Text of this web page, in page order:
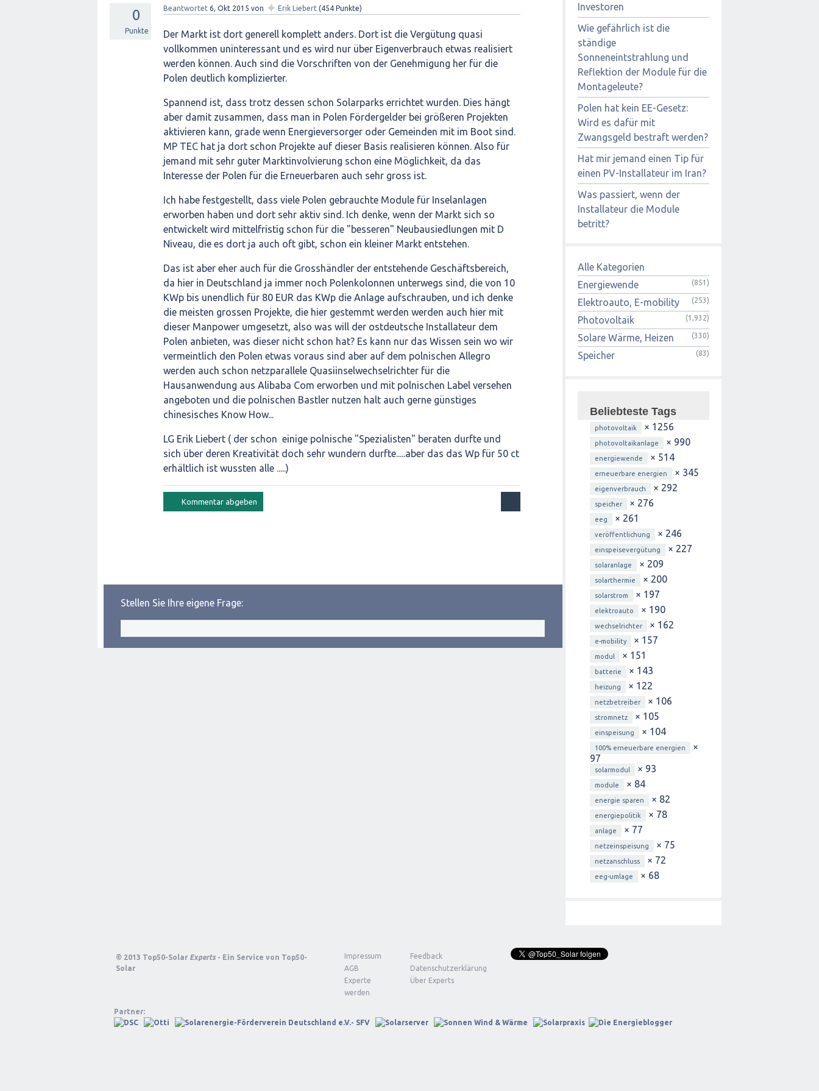
0
Punkte
Beantwortet 6, Okt 2015 von ✦ Erik Liebert (454 Punkte)
Der Markt ist dort generell komplett anders. Dort ist die Vergütung quasi
vollkommen uninteressant und es wird nur über Eigenverbrauch etwas realisiert
werden können. Auch sind die Vorschriften von der Genehmigung her für die
Polen deutlich komplizierter.
Spannend ist, dass trotz dessen schon Solarparks errichtet wurden. Dies hängt
aber damit zusammen, dass man in Polen Fördergelder bei größeren Projekten
aktivieren kann, grade wenn Energieversorger oder Gemeinden mit im Boot sind.
MP TEC hat ja dort schon Projekte auf dieser Basis realisieren können. Also für
jemand mit sehr guter Marktinvolvierung schon eine Möglichkeit, da das
Interesse der Polen für die Erneuerbaren auch sehr gross ist.
Ich habe festgestellt, dass viele Polen gebrauchte Module für Inselanlagen
erworben haben und dort sehr aktiv sind. Ich denke, wenn der Markt sich so
entwickelt wird mittelfristig schon für die "besseren" Neubausiedlungen mit D
Niveau, die es dort ja auch oft gibt, schon ein kleiner Markt entstehen.
Das ist aber eher auch für die Grosshändler der entstehende Geschäftsbereich,
da hier in Deutschland ja immer noch Polenkolonnen unterwegs sind, die von 10
KWp bis unendlich für 80 EUR das KWp die Anlage aufschrauben, und ich denke
die meisten grossen Projekte, die hier gestemmt werden werden auch hier mit
dieser Manpower umgesetzt, also was will der ostdeutsche Installateur dem
Polen anbieten, was dieser nicht schon hat? Es kann nur das Wissen sein wo wir
vermeintlich den Polen etwas voraus sind aber auf dem polnischen Allegro
werden auch schon netzparallele Quasiinselwechselrichter für die
Hausanwendung aus Alibaba Com erworben und mit polnischen Label versehen
angeboten und die polnischen Bastler nutzen halt auch gerne günstiges
chinesisches Know How...
LG Erik Liebert ( der schon einige polnische "Spezialisten" beraten durfte und
sich über deren Kreativität doch sehr wundern durfte.....aber das das Wp für 50 ct
erhältlich ist wussten alle .....)
Stellen Sie Ihre eigene Frage:
Investoren
Wie gefährlich ist die
ständige
Sonneneintstrahlung und
Reflektion der Module für die
Montageleute?
Polen hat kein EE-Gesetz:
Wird es dafür mit
Zwangsgeld bestraft werden?
Hat mir jemand einen Tip für
einen PV-Installateur im Iran?
Was passiert, wenn der
Installateur die Module
betritt?
Alle Kategorien
Energiewende
(851)
Elektroauto, E-mobility (253)
Photovoltaik (1,932)
Solare Wärme, Heizen (330)
Speicher (83)
Beliebteste Tags
photovoltaik × 1256
photovoltaikanlage × 990
energiewende × 514
erneuerbare energien × 345
eigenverbrauch × 292
speicher × 276
eeg × 261
veröffentlichung × 246
einspeisevergütung × 227
solaranlage × 209
solarthermie × 200
solarstrom × 197
elektroauto × 190
wechselrichter × 162
e-mobility × 157
modul × 151
batterie × 143
heizung × 122
netzbetreiber × 106
stromnetz × 105
einspeisung × 104
100% erneuerbare energien
×
97
solarmodul × 93
module × 84
energie sparen × 82
energiepolitik × 78
anlage × 77
netzeinspeisung × 75
netzanschluss × 72
eeg-umlage × 68
© 2013 Top50-Solar Experts - Ein Service von Top50-
Solar
Impressum
Feedback
AGB
Datenschutzerklärung
Experte
werden
Über Experts
Partner: